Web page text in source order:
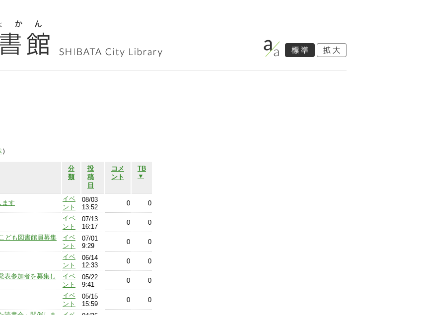
）
分
類
投
稿
日
コメ
ント
TB
▼
ます
イベ
ント
08/03
13:52
0 0
イベ
ント
07/13
16:17
0 0
ども図書館員募集
イベ
ント
07/01
9:29
0 0
イベ
ント
06/14
12:33
0 0
表参加者を募集し
イベ
ント
05/22
9:41
0 0
イベ
ント
05/15
15:59
0 0